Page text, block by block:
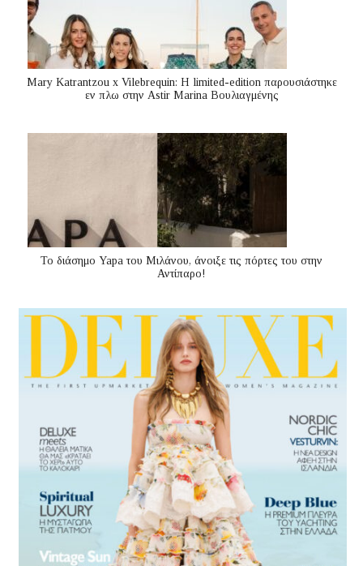
Mary Katrantzou x Vilebrequin: Η limited-edition παρουσιάστηκε
εν πλω στην Astir Marina Βουλιαγμένης
Το διάσημο Yapa του Μιλάνου, άνοιξε τις πόρτες του στην
Αντίπαρο!